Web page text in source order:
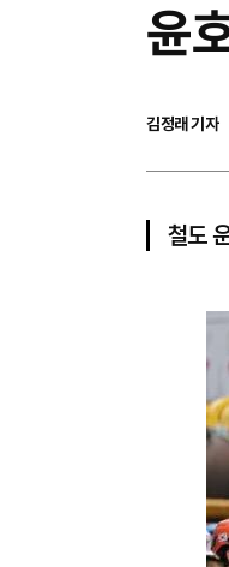
윤
김정래 기자
철도